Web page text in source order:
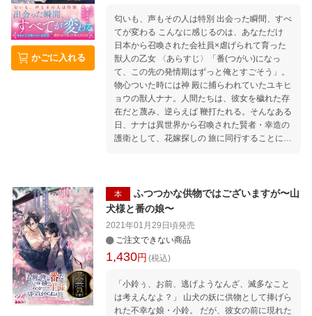
かごに入れる
匂いも、声もその人は特別 出会った瞬間、すべ
てが変わる こんなに感じるのは、あなただけ
日本から召喚された会社員×虐げられて育った
獣人の乙女 〈あらすじ〉「番(つがい)になっ
て、この先の発情期はずっと俺とすごそう」。
物心ついた時には神 殿に捕らわれていたユキヒ
ョウの獣人ナナ。人間たちは、彼女を穢れた存
在だと蔑み、逆らえば 鞭打たれる。そんなある
日、ナナは異世界から召喚された賢者・幸造の
護衛として、花嫁探しの 旅に同行することに。
本
ふつつかな供物ではございますが〜山
犬様と番の娘〜
2021年01月29日頃発売
ご注文できない商品
1,430円 (税込)
「小鈴ぅ、お前、逃げようなんざ、滅多なこと
は考えんなよ？」 山犬の妖に供物として捧げら
れた不幸な娘・小鈴。 だが、彼女の前に現れた